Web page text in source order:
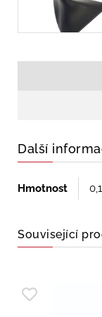
Další
Hmotnost
Související